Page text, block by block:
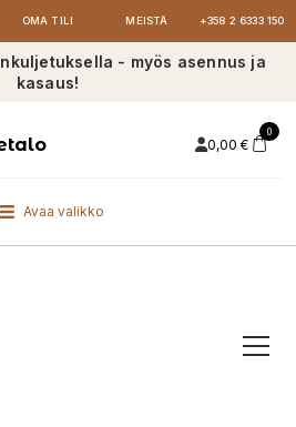
OMA TILI MEISTÄ +358 2 6333 150
- myös asennus ja
kasaus!
0,00 €
0
Avaa valikko